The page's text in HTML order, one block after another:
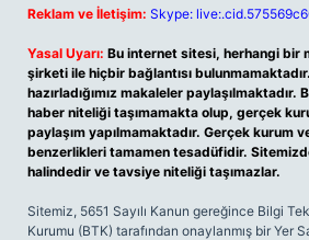
Reklam ve İletişim: Skype:
Yasal Uyarı: Bu internet sitesi, herhangi bir
şirketi ile hiçbir bağlantısı
hazırladığımız makaleler
haber niteliği taşımamakta olup, gerçek
paylaşım yapılmamaktadır. Gerçek kurum
benzerlikleri tamamen tesadüfidir.
halindedir ve tavsiye niteliği taşımazlar.
Sitemiz, 5651 Sayılı Kanun gereğince Bilgi
Kurumu (BTK) tarafından onaylanmış bir Yer